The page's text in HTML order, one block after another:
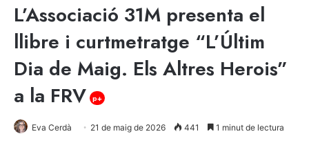
L’Associació 31M presenta el
llibre i curtmetratge “L’Últim
Dia de Maig. Els Altres Herois”
a la FRV p+
Eva Cerdà 21 de maig de 2026 441 1 minut de lectura